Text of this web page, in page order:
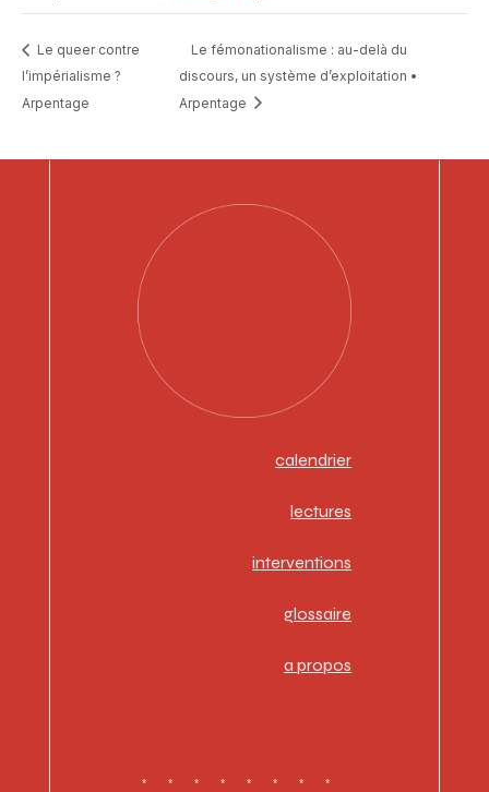
Le queer contre
l’impérialisme ?
Arpentage
Le fémonationalisme : au-delà du
discours, un système d’exploitation •
Arpentage
calendrier
lectures
interventions
glossaire
a propos
********